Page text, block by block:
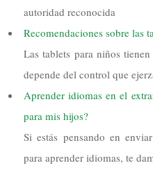
autoridad reconocida
Recomendaciones sobre las
Las tablets para niños
depende del control que
Aprender idiomas en el
para mis hijos?
Si estás pensando en
para aprender idiomas, te